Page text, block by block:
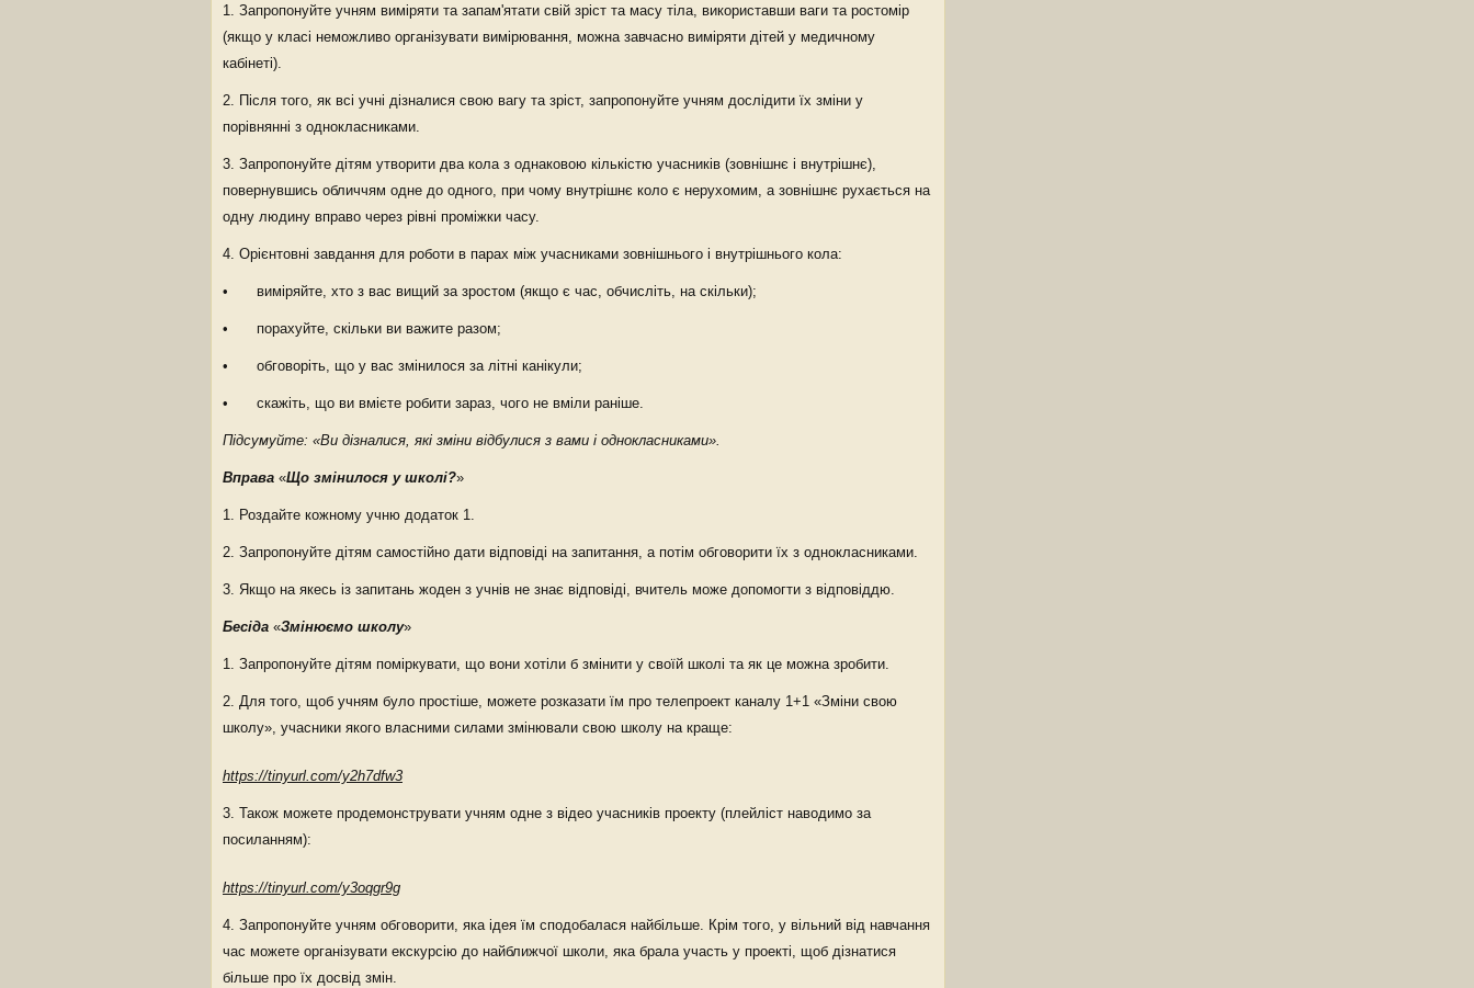
1. Запропонуйте учням виміряти та запам'ятати свій зріст та масу тіла, використавши ваги та ростомір
(якщо у класі неможливо організувати вимірювання, можна завчасно виміряти дітей у медичному
кабінеті).
2. Після того, як всі учні дізналися свою вагу та зріст, запропонуйте учням дослідити їх зміни у
порівнянні з однокласниками.
3. Запропонуйте дітям утворити два кола з однаковою кількістю учасників (зовнішнє і внутрішнє),
повернувшись обличчям одне до одного, при чому внутрішнє коло є нерухомим, а зовнішнє рухається на
одну людину вправо через рівні проміжки часу.
4. Орієнтовні завдання для роботи в парах між учасниками зовнішнього і внутрішнього кола:
• виміряйте, хто з вас вищий за зростом (якщо є час, обчисліть, на скільки);
• порахуйте, скільки ви важите разом;
• обговоріть, що у вас змінилося за літні канікули;
• скажіть, що ви вмієте робити зараз, чого не вміли раніше.
Підсумуйте: «Ви дізналися, які зміни відбулися з вами і однокласниками».
Вправа «Що змінилося у школі?»
1. Роздайте кожному учню додаток 1.
2. Запропонуйте дітям самостійно дати відповіді на запитання, а потім обговорити їх з однокласниками.
3. Якщо на якесь із запитань жоден з учнів не знає відповіді, вчитель може допомогти з відповіддю.
Бесіда «Змінюємо школу»
1. Запропонуйте дітям поміркувати, що вони хотіли б змінити у своїй школі та як це можна зробити.
2. Для того, щоб учням було простіше, можете розказати їм про телепроект каналу 1+1 «Зміни свою
школу», учасники якого власними силами змінювали свою школу на краще:
https://tinyurl.com/y2h7dfw3
3. Також можете продемонструвати учням одне з відео учасників проекту (плейліст наводимо за
посиланням):
https://tinyurl.com/y3oqgr9g
4. Запропонуйте учням обговорити, яка ідея їм сподобалася найбільше. Крім того, у вільний від навчання
час можете організувати екскурсію до найближчої школи, яка брала участь у проекті, щоб дізнатися
більше про їх досвід змін.